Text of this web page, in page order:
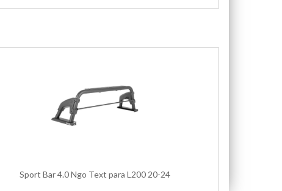
Sport Bar 4.0 Ngo Text para L200 20-24